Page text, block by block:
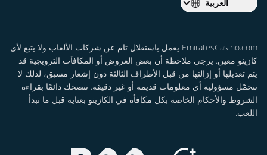
العربية
EmiratesCasino.com يعمل باستقلال تام عن شركات الألعاب ولا يتبع لأي
كازينو معين. يرجى ملاحظة أن بعض العروض أو المكافآت الترويجية قد
يتم تعديلها أو إزالتها من قبل الأطراف الثالثة دون إشعار مسبق، لذلك لا
نتحمّل مسؤولية أي معلومات قديمة أو غير دقيقة. ننصحك دائمًا بقراءة
الشروط والأحكام الخاصة بكل مكافأة في الكازينو بعناية قبل ما تبدأ
اللعب.